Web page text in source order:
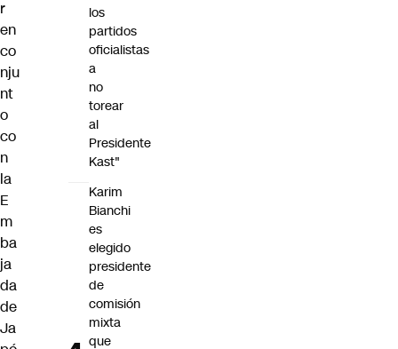
r
en
co
nju
nt
o
co
n
la
E
m
ba
ja
da
de
Ja
los
partidos
oficialistas
a
no
torear
al
Presidente
Kast"
Karim
Bianchi
es
elegido
presidente
de
comisión
mixta
que